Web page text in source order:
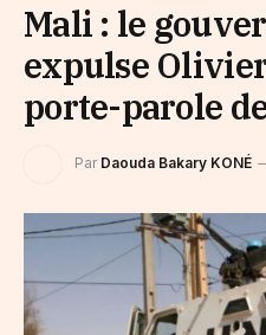
Mali : le
expulse
porte-parole
Par Daouda Bakary KONÉ